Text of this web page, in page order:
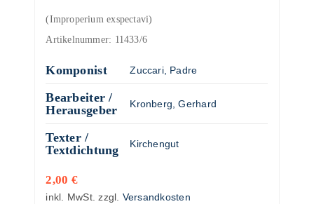
(Improperium exspectavi)
Artikelnummer: 11433/6
Komponist Zuccari, Padre
Bearbeiter /
Herausgeber
Kronberg, Gerhard
Texter /
Textdichtung
Kirchengut
2,00 €
inkl. MwSt. zzgl. Versandkosten